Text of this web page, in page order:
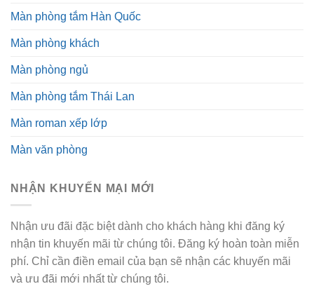
Màn phòng tắm Hàn Quốc
Màn phòng khách
Màn phòng ngủ
Màn phòng tắm Thái Lan
Màn roman xếp lớp
Màn văn phòng
NHẬN KHUYẾN MẠI MỚI
Nhận ưu đãi đặc biệt dành cho khách hàng khi đăng ký
nhận tin khuyến mãi từ chúng tôi. Đăng ký hoàn toàn miễn
phí. Chỉ cần điền email của bạn sẽ nhận các khuyến mãi
và ưu đãi mới nhất từ chúng tôi.